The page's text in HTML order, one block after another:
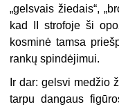
„gelsvais žiedais“,
kad II strofoje ši
kosminė tamsa
rankų spindėjimui.
Ir dar: gelsvi medžio
tarpu dangaus